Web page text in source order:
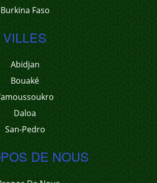
Burkina Faso
VILLES
Abidjan
Bouaké
Daloa
San-Pedro
DE NOUS